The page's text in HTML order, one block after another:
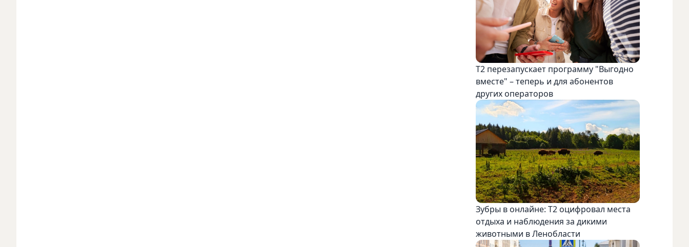
Т2 перезапускает программу "Выгодно
вместе" – теперь и для абонентов
других операторов
Зубры в онлайне: Т2 оцифровал места
отдыха и наблюдения за дикими
животными в Ленобласти